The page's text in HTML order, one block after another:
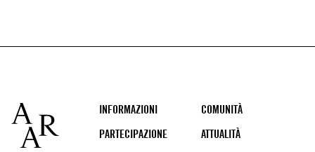
Footer
INFORMAZIONI
COMUNITÀ
PARTECIPAZIONE
ATTUALITÀ